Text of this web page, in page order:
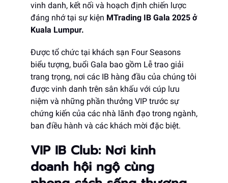
vinh danh, kết nối và hoạch định chiến lược
đáng nhớ tại sự kiện MTrading IB Gala 2025 ở
Kuala Lumpur.
Được tổ chức tại khách sạn Four Seasons
biểu tượng, buổi Gala bao gồm Lễ trao giải
trang trọng, nơi các IB hàng đầu của chúng tôi
được vinh danh trên sân khấu với cúp lưu
niệm và những phần thưởng VIP trước sự
chứng kiến của các nhà lãnh đạo trong ngành,
ban điều hành và các khách mời đặc biệt.
VIP IB Club: Nơi kinh
doanh hội ngộ cùng